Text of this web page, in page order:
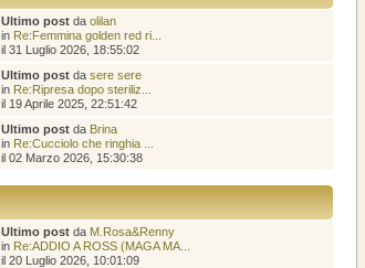
Ultimo post daolilan
in Re:Femmina golden red ri...
il 31 Luglio 2026, 18:55:02
Ultimo post dasere sere
in Re:Ripresa dopo steriliz...
il 19 Aprile 2025, 22:51:42
Ultimo post da Brina
in Re:Cucciolo che ringhia ...
il 02 Marzo 2026, 15:30:38
Ultimo post da M.Rosa&Renny
in Re:ADDIO A ROSS (MAGA MA...
il 20 Luglio 2026, 10:01:09